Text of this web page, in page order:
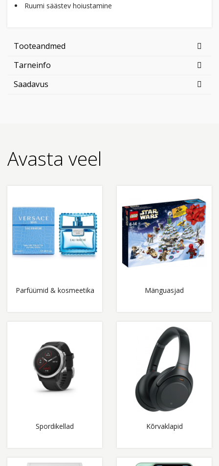
Ruumi säästev hoiustamine
Tooteandmed
Tarneinfo
Saadavus
Avasta veel
Parfüümid & kosmeetika Mänguasjad
Spordikellad Kõrvaklapid